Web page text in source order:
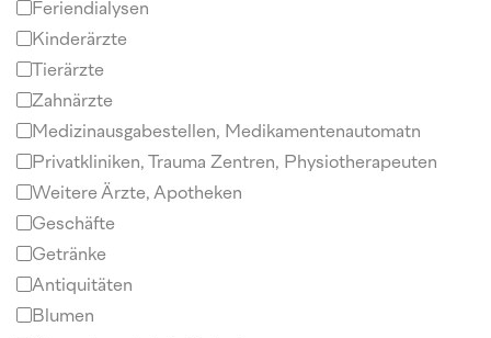
Feriendialysen
Kinderärzte
Tierärzte
Zahnärzte
Medizinausgabestellen, Medikamentenautomatn
Privatkliniken, Trauma Zentren, Physiotherapeuten
Weitere Ärzte, Apotheken
Geschäfte
Getränke
Antiquitäten
Blumen